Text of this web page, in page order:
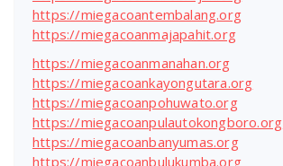
https://miegacoantembalang.org
https://miegacoanmajapahit.org
https://miegacoanmanahan.org
https://miegacoankayongutara.org
https://miegacoanpohuwato.org
https://miegacoanpulautokongboro.org
https://miegacoanbanyumas.org
https://miegacoanbulukumba.org